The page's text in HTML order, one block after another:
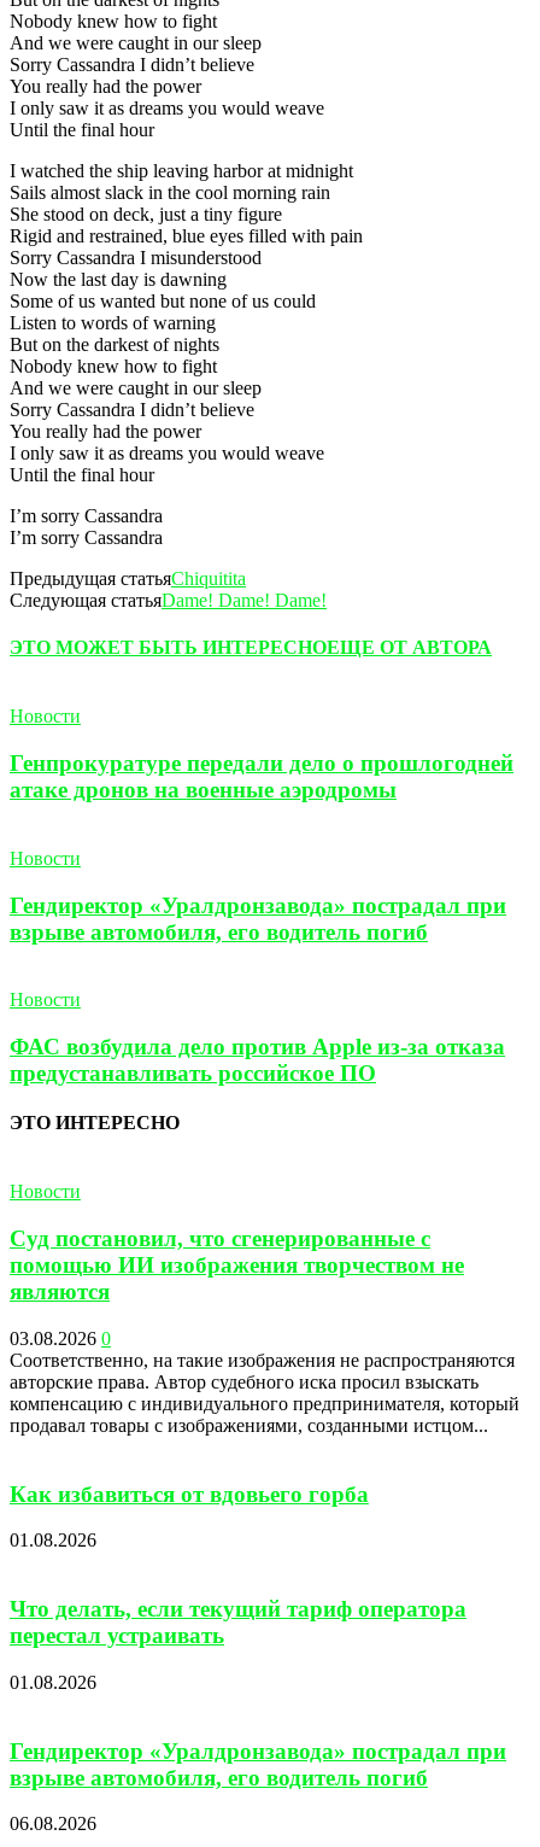
Nobody knew how to fight
And we were caught in our sleep
Sorry Cassandra I didn’t believe
You really had the power
I only saw it as dreams you would weave
Until the final hour
I watched the ship leaving harbor at midnight
Sails almost slack in the cool morning rain
She stood on deck, just a tiny figure
Rigid and restrained, blue eyes filled with pain
Sorry Cassandra I misunderstood
Now the last day is dawning
Some of us wanted but none of us could
Listen to words of warning
But on the darkest of nights
Nobody knew how to fight
And we were caught in our sleep
Sorry Cassandra I didn’t believe
You really had the power
I only saw it as dreams you would weave
Until the final hour
I’m sorry Cassandra
I’m sorry Cassandra
Предыдущая статьяChiquitita
Следующая статьяDame! Dame! Dame!
ЭТО МОЖЕТ БЫТЬ ИНТЕРЕСНОЕЩЕ ОТ АВТОРА
Новости
Генпрокуратуре передали дело о прошлогодней
атаке дронов на военные аэродромы
Новости
Гендиректор «Уралдронзавода» пострадал при
взрыве автомобиля, его водитель погиб
Новости
ФАС возбудила дело против Apple из-за отказа
предустанавливать российское ПО
ЭТО ИНТЕРЕСНО
Новости
Суд постановил, что сгенерированные с
помощью ИИ изображения творчеством не
являются
03.08.2026 0
Соответственно, на такие изображения не распространяются
авторские права. Автор судебного иска просил взыскать
компенсацию с индивидуального предпринимателя, который
продавал товары с изображениями, созданными истцом...
Как избавиться от вдовьего горба
01.08.2026
Что делать, если текущий тариф оператора
перестал устраивать
01.08.2026
Гендиректор «Уралдронзавода» пострадал при
взрыве автомобиля, его водитель погиб
06.08.2026